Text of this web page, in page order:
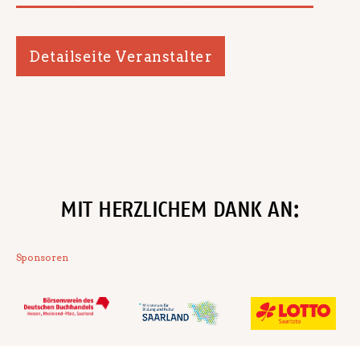
Detailseite Veranstalter
MIT HERZLICHEM DANK AN:
Sponsoren